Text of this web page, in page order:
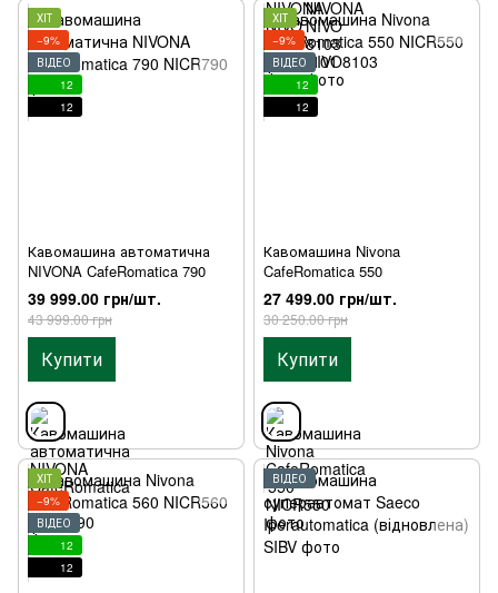
ХІТ
−9%
ВІДЕО
12
12
Кавомашина автоматична
NIVONA CafeRomatica 790
39 999.00 грн/шт.
43 999.00 грн
Купити
ХІТ
−9%
ВІДЕО
12
12
Кавомашина Nivona
CafeRomatica 550
27 499.00 грн/шт.
30 250.00 грн
Купити
ХІТ
−9%
ВІДЕО
12
12
ВІДЕО